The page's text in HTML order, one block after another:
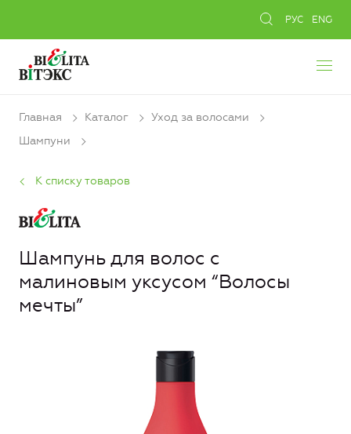
РУС ENG
Главная Каталог
Уход за волосами
Шампуни
К списку товаров
Шампунь для волос с
малиновым уксусом “Волосы
мечты”